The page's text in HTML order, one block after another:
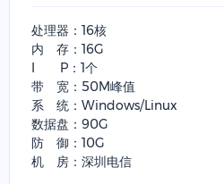
处理器：16核
内 存：16G
I P：1个
带 宽：50M峰值
系 统：Windows/Linux
数据盘：90G
防 御：10G
机 房：深圳电信